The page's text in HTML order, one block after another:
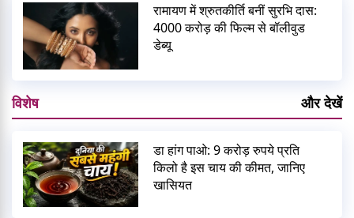
रामायण में श्रुतकीर्ति बनीं सुरभि दास:
4000 करोड़ की फिल्म से बॉलीवुड
डेब्यू
विशेष और देखें
डा हांग पाओ: 9 करोड़ रुपये प्रति
किलो है इस चाय की कीमत, जानिए
खासियत